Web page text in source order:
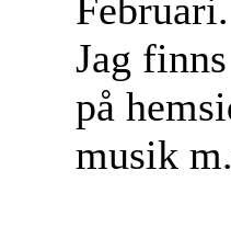
Februari.
Jag
på
musik